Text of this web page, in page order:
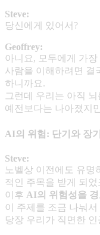
Steve:
당신에게 있어서?
Geoffrey:
아니요, 모두에게 가
사람을 이해하려면 결
하니까요.
그런데 우리는 아직
예전보다는 나아졌지
AI의 위험: 단기와 장기
Steve:
노벨상 이전에도 유명
적인 주목을 받게 되었
이후 AI의 위험성을
이 주제를 조금 나눠서
당장 우리가 직면한